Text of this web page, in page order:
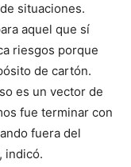
situaciones.
aquel que sí
riesgos porque
de cartón.
es un vector de
fue terminar con
fuera del
indicó.